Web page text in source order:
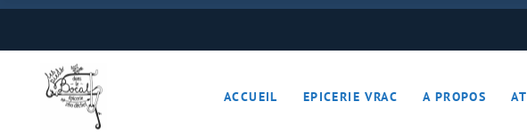
ACCUEIL EPICERIE VRAC A PROPOS
Boulangerie
ON